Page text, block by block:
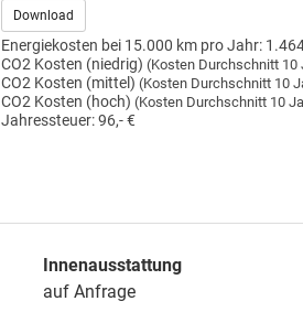
Download
Energiekosten bei 15.000 km pro Jahr:
CO2 Kosten (niedrig) (Kosten Durchschnitt 10
CO2 Kosten (mittel) (Kosten Durchschnitt 10
CO2 Kosten (hoch) (Kosten Durchschnitt 10
Jahressteuer:96,- €
Innenausstattung
auf Anfrage